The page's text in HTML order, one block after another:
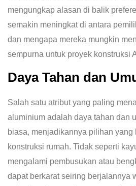
mengungkap alasan di balik
semakin meningkat di antara
dan mengapa mereka mungkin
sempurna untuk proyek konstruksi
Daya Tahan dan
Salah satu atribut yang paling
aluminium adalah daya tahan dan
biasa, menjadikannya pilihan yang
konstruksi rumah. Tidak seperti
mengalami pembusukan atau
dapat berkarat seiring berjalannya